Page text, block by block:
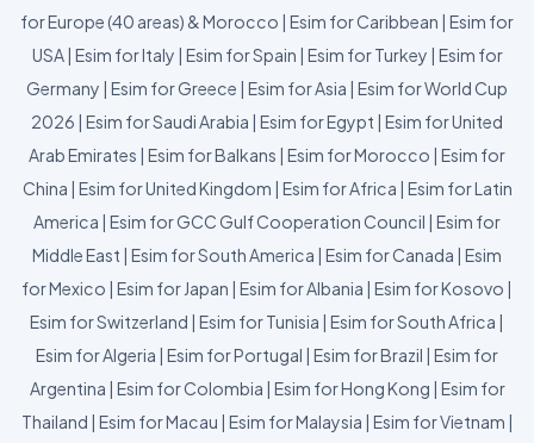
for Europe (40 areas) & Morocco | Esim for Caribbean | Esim for
USA| Esim for Italy | Esim for Spain | Esim for Turkey | Esim for
Germany | Esim for Greece | Esim for Asia | Esim for World Cup
2026 | Esim for Saudi Arabia | Esim for Egypt | Esim for United
Arab Emirates | Esim for Balkans | Esim for Morocco | Esim for
China | Esim for United Kingdom | Esim for Africa | Esim for Latin
America | Esim for GCC Gulf Cooperation Council | Esim for
Middle East | Esim for South America | Esim for Canada | Esim
for Mexico | Esim for Japan | Esim for Albania | Esim for Kosovo |
Esim for Switzerland | Esim for Tunisia | Esim for South Africa |
Esim for Algeria | Esim for Portugal | Esim for Brazil | Esim for
Argentina | Esim for Colombia | Esim for Hong Kong | Esim for
Thailand | Esim for Macau | Esim for Malaysia | Esim for Vietnam |